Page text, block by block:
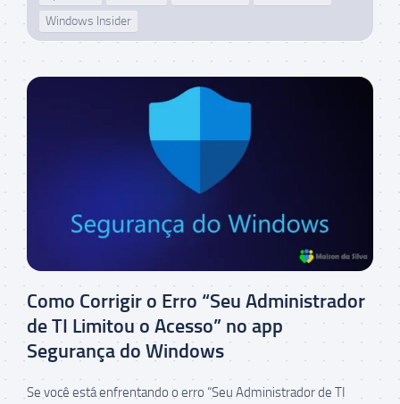
Windows Insider
Como Corrigir o Erro “Seu Administrador
de TI Limitou o Acesso” no app
Segurança do Windows
Se você está enfrentando o erro “Seu Administrador de TI